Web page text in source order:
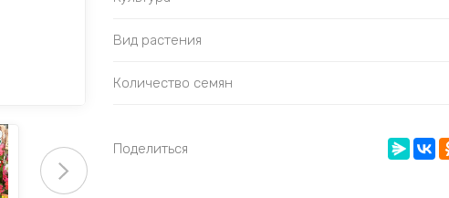
Вид растения
Количество семян
Поделиться